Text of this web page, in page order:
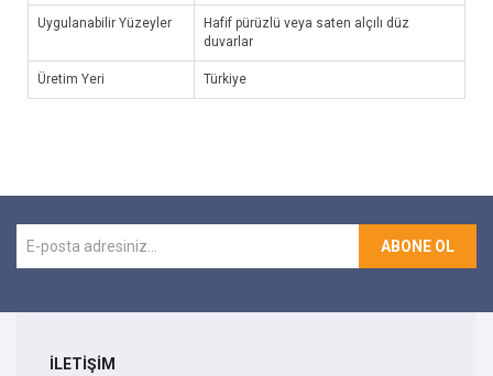
Uygulanabilir Yüzeyler
Hafif pürüzlü veya saten alçılı düz
duvarlar
Üretim Yeri Türkiye
ABONE OL
İLETİŞİM